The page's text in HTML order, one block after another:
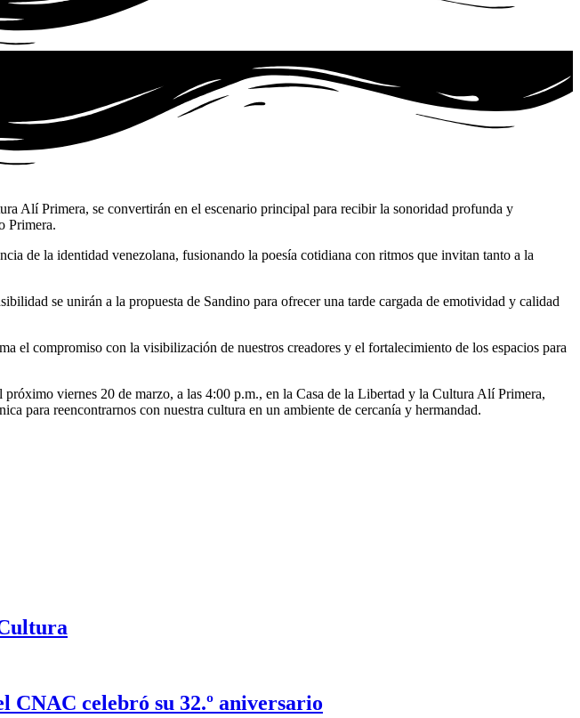
Alí Primera, se convertirán en el escenario principal para recibir la sonoridad profunda y
Primera.
de la identidad venezolana, fusionando la poesía cotidiana con ritmos que invitan tanto a la
se unirán a la propuesta de Sandino para ofrecer una tarde cargada de emotividad y calidad
el compromiso con la visibilización de nuestros creadores y el fortalecimiento de los espacios para
viernes 20 de marzo, a las 4:00 p.m., en la Casa de la Libertad y la Cultura Alí Primera,
para reencontrarnos con nuestra cultura en un ambiente de cercanía y hermandad.
CNAC celebró su 32.º aniversario